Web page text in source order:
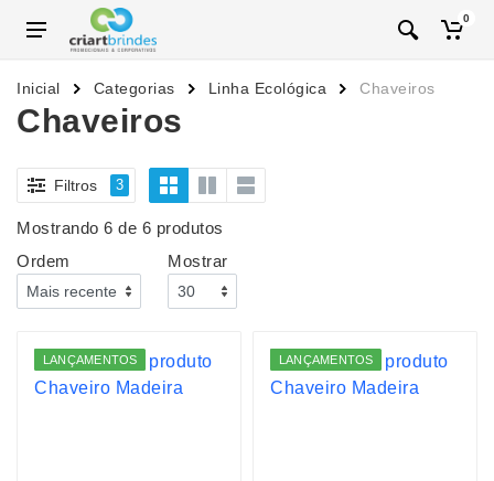
0
Inicial Categorias Linha Ecológica Chaveiros
Chaveiros
Filtros 3
Mostrando 6 de 6 produtos
Ordem
Mostrar
LANÇAMENTOS LANÇAMENTOS